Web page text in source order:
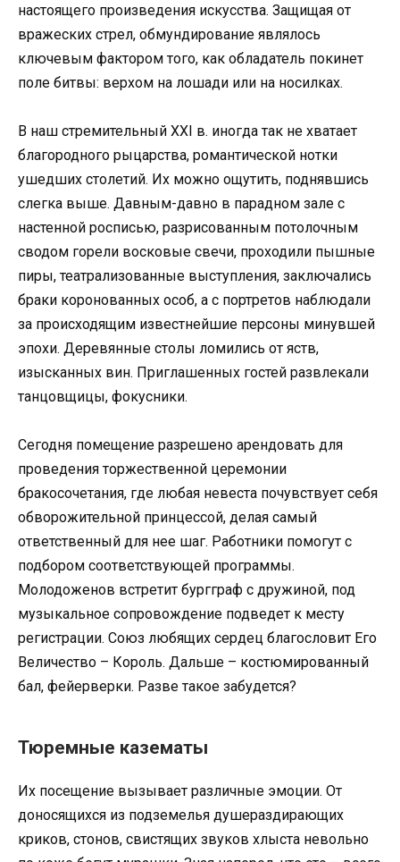
настоящего произведения искусства. Защищая от
вражеских стрел, обмундирование являлось
ключевым фактором того, как обладатель покинет
поле битвы: верхом на лошади или на носилках.
В наш стремительный XXI в. иногда так не хватает
благородного рыцарства, романтической нотки
ушедших столетий. Их можно ощутить, поднявшись
слегка выше. Давным-давно в парадном зале с
настенной росписью, разрисованным потолочным
сводом горели восковые свечи, проходили пышные
пиры, театрализованные выступления, заключались
браки коронованных особ, а с портретов наблюдали
за происходящим известнейшие персоны минувшей
эпохи. Деревянные столы ломились от яств,
изысканных вин. Приглашенных гостей развлекали
танцовщицы, фокусники.
Сегодня помещение разрешено арендовать для
проведения торжественной церемонии
бракосочетания, где любая невеста почувствует себя
обворожительной принцессой, делая самый
ответственный для нее шаг. Работники помогут с
подбором соответствующей программы.
Молодоженов встретит бургграф с дружиной, под
музыкальное сопровождение подведет к месту
регистрации. Союз любящих сердец благословит Его
Величество – Король. Дальше – костюмированный
бал, фейерверки. Разве такое забудется?
Тюремные казематы
Их посещение вызывает различные эмоции. От
доносящихся из подземелья душераздирающих
криков, стонов, свистящих звуков хлыста невольно